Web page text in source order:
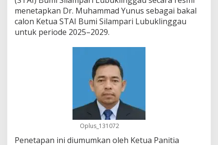
a
g
a
i
a
k
a
l
C
a
l
o
n
K
e
menetapkan Dr. Muhammad Yunus sebagai bakal
calon Ketua STAI Bumi Silampari Lubuklinggau
untuk periode 2025–2029.
Oplus_131072
Penetapan ini diumumkan oleh Ketua Panitia